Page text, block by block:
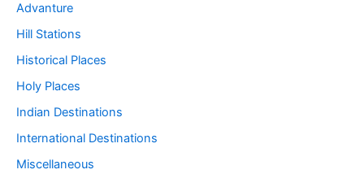
Advanture
Hill Stations
Historical Places
Holy Places
Indian Destinations
International Destinations
Miscellaneous